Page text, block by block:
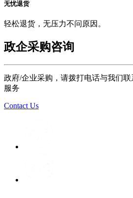
无忧退货
轻松退货，无压力不问原因。
政企采购咨询
政府/企业采购，请拨打电话与我们
服务
Contact Us